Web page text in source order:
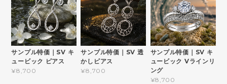
サンプル特価｜SV キ
ュービック ピアス
¥8,700
サンプル特価｜SV 透
かしピアス
¥8,700
サンプル特価｜SV キ
ュービック Vラインリ
ング
¥8,700